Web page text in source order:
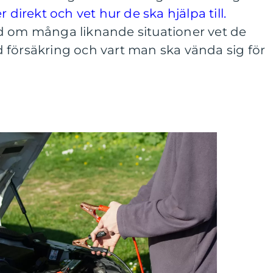
direkt och vet hur de ska hjälpa till.
om många liknande situationer vet de
försäkring och vart man ska vända sig för